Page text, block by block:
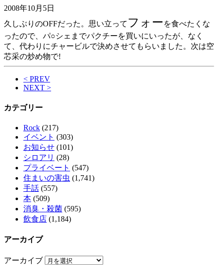
2008年10月5日
久しぶりのOFFだった。思い立って フォー を食べたくな
ったので、パ○シェまでパクチーを買いにいったが、なく
て、代わりにチャービルで決めさせてもらいました。次は空
芯采の炒め物で!
< PREV
NEXT >
カテゴリー
Rock (217)
イベント (303)
お知らせ (101)
シロアリ (28)
プライベート (547)
住まいの害虫 (1,741)
手話 (557)
本 (509)
消臭・殺菌 (595)
飲食店 (1,184)
アーカイブ
アーカイブ